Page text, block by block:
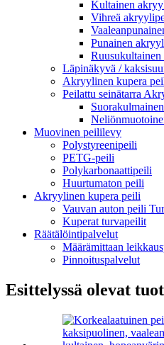
Kultainen
Vihreä
Punainen
Läpinäkyvä /
Akryylinen kupera
Peilattu seinätarra
Muovinen peililevy
Polystyreenipeili
PETG-peili
Polykarbonaattipeili
Huurtumaton peili
Akryylinen kupera peili
Vauvan auton peili
Kuperat turvapeilit
Räätälöintipalvelut
Määrämittaan
Pinnoituspalvelut
Esittelyssä olevat